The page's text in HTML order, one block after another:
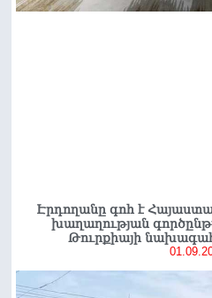
Էրդողանը գոհ է
խաղաղության
Թուրքիայի